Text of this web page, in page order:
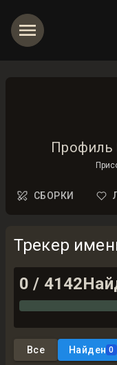
Профиль
СБОРКИ
Трекер
0 / 4142
Все Найден 0